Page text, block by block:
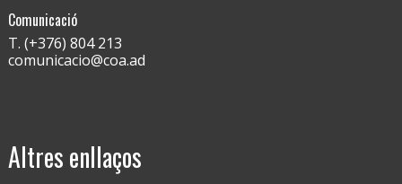
Comunicació
T. (+376) 804 213
comunicacio@coa.ad
Altres enllaços